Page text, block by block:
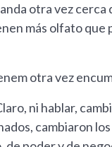
otra vez cerca
más olfato que
otra vez
ni hablar,
cambiaron